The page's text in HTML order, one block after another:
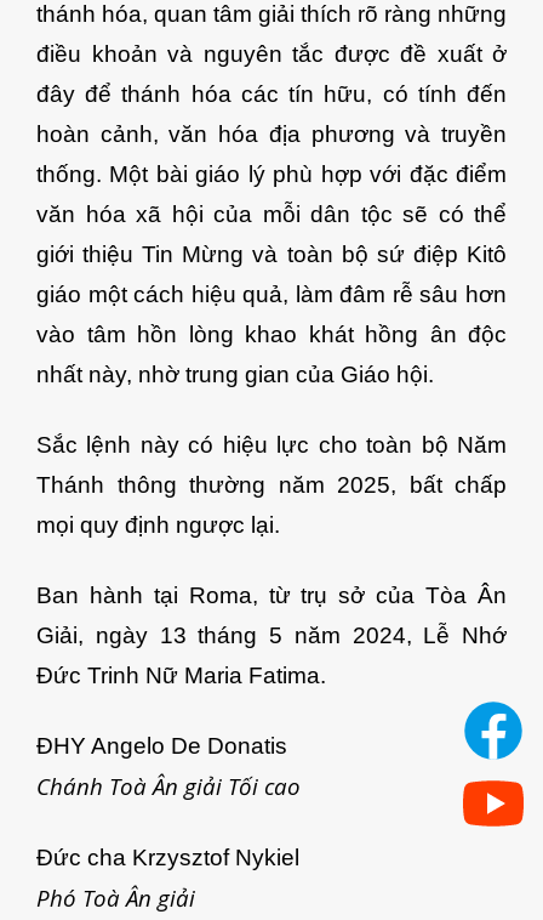
thánh hóa, quan tâm giải thích rõ ràng những
điều khoản và nguyên tắc được đề xuất ở
đây để thánh hóa các tín hữu, có tính đến
hoàn cảnh, văn hóa địa phương và truyền
thống. Một bài giáo lý phù hợp với đặc điểm
văn hóa xã hội của mỗi dân tộc sẽ có thể
giới thiệu Tin Mừng và toàn bộ sứ điệp Kitô
giáo một cách hiệu quả, làm đâm rễ sâu hơn
vào tâm hồn lòng khao khát hồng ân độc
nhất này, nhờ trung gian của Giáo hội.
Sắc lệnh này có hiệu lực cho toàn bộ Năm
Thánh thông thường năm 2025, bất chấp
mọi quy định ngược lại.
Ban hành tại Roma, từ trụ sở của Tòa Ân
Giải, ngày 13 tháng 5 năm 2024, Lễ Nhớ
Đức Trinh Nữ Maria Fatima.
ĐHY Angelo De Donatis
Chánh Toà Ân giải Tối cao
Đức cha Krzysztof Nykiel
Phó Toà Ân giải